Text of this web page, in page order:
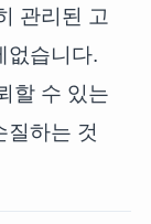
관리된 고
없습니다.
할 수 있는
질하는 것